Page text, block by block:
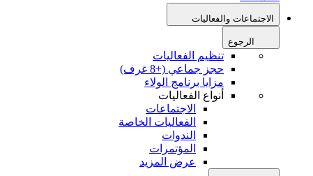
الاجتماعات والفعاليات
الرجوع
تنظيم الفعاليات
حجز جماعي (+8 غرف)
مزايا برنامج الولاء
أنواع الفعاليات
الاجتماعات
الفعاليات الخاصة
الندوات
المؤتمرات
عرض المزيد